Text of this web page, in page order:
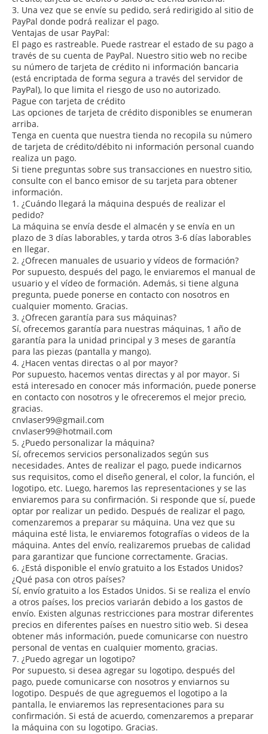
3. Una vez que se envíe su pedido, será redirigido al sitio de
PayPal donde podrá realizar el pago.
Ventajas de usar PayPal:
El pago es rastreable. Puede rastrear el estado de su pago a
través de su cuenta de PayPal. Nuestro sitio web no recibe
su número de tarjeta de crédito ni información bancaria
(está encriptada de forma segura a través del servidor de
PayPal), lo que limita el riesgo de uso no autorizado.
Pague con tarjeta de crédito
Las opciones de tarjeta de crédito disponibles se enumeran
arriba.
Tenga en cuenta que nuestra tienda no recopila su número
de tarjeta de crédito/débito ni información personal cuando
realiza un pago.
Si tiene preguntas sobre sus transacciones en nuestro sitio,
consulte con el banco emisor de su tarjeta para obtener
información.
1. ¿Cuándo llegará la máquina después de realizar el
pedido?
La máquina se envía desde el almacén y se envía en un
plazo de 3 días laborables, y tarda otros 3-6 días laborables
en llegar.
2. ¿Ofrecen manuales de usuario y vídeos de formación?
Por supuesto, después del pago, le enviaremos el manual de
usuario y el vídeo de formación. Además, si tiene alguna
pregunta, puede ponerse en contacto con nosotros en
cualquier momento. Gracias.
3. ¿Ofrecen garantía para sus máquinas?
Sí, ofrecemos garantía para nuestras máquinas, 1 año de
garantía para la unidad principal y 3 meses de garantía
para las piezas (pantalla y mango).
4. ¿Hacen ventas directas o al por mayor?
Por supuesto, hacemos ventas directas y al por mayor. Si
está interesado en conocer más información, puede ponerse
en contacto con nosotros y le ofreceremos el mejor precio,
gracias.
cnvlaser99@gmail.com
cnvlaser99@hotmail.com
5. ¿Puedo personalizar la máquina?
Sí, ofrecemos servicios personalizados según sus
necesidades. Antes de realizar el pago, puede indicarnos
sus requisitos, como el diseño general, el color, la función, el
logotipo, etc. Luego, haremos las representaciones y se las
enviaremos para su confirmación. Si responde que sí, puede
optar por realizar un pedido. Después de realizar el pago,
comenzaremos a preparar su máquina. Una vez que su
máquina esté lista, le enviaremos fotografías o videos de la
máquina. Antes del envío, realizaremos pruebas de calidad
para garantizar que funcione correctamente. Gracias.
6. ¿Está disponible el envío gratuito a los Estados Unidos?
¿Qué pasa con otros países?
Sí, envío gratuito a los Estados Unidos. Si se realiza el envío
a otros países, los precios variarán debido a los gastos de
envío. Existen algunas restricciones para mostrar diferentes
precios en diferentes países en nuestro sitio web. Si desea
obtener más información, puede comunicarse con nuestro
personal de ventas en cualquier momento, gracias.
7. ¿Puedo agregar un logotipo?
Por supuesto, si desea agregar su logotipo, después del
pago, puede comunicarse con nosotros y enviarnos su
logotipo. Después de que agreguemos el logotipo a la
pantalla, le enviaremos las representaciones para su
confirmación. Si está de acuerdo, comenzaremos a preparar
la máquina con su logotipo. Gracias.